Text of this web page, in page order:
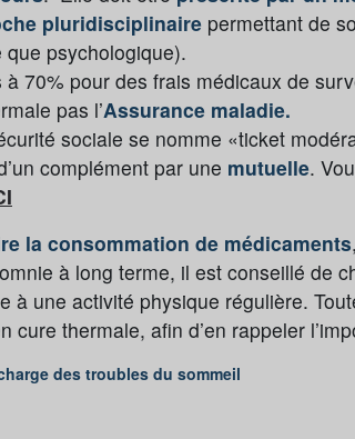
pluridisciplinaire permettant de
psychologique).
70% pour des frais médicaux de
pas l’Assurance maladie.
sociale se nomme «ticket
complément par une mutuelle.
la consommation de médicaments,
à long terme, il est conseillé de
une activité physique régulière.
thermale, afin d’en rappeler
des troubles du sommeil